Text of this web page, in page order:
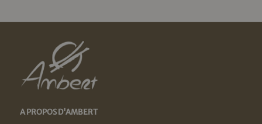
A PROPOS D'AMBERT